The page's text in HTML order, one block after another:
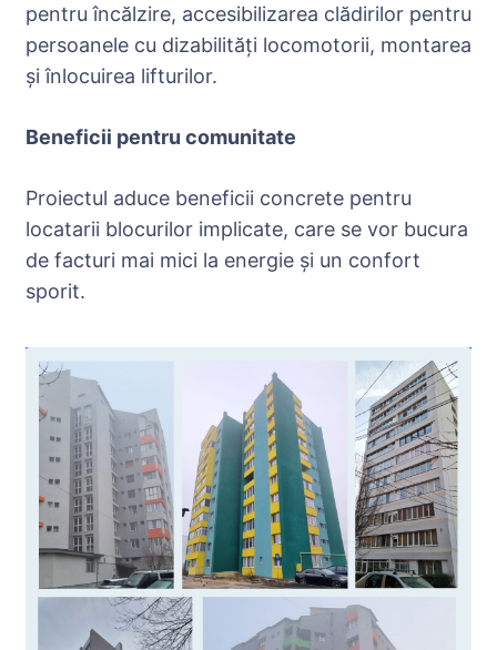
pentru încălzire, accesibilizarea clădirilor pentru
persoanele cu dizabilități locomotorii, montarea
și înlocuirea lifturilor.
Beneficii pentru comunitate
Proiectul aduce beneficii concrete pentru
locatarii blocurilor implicate, care se vor bucura
de facturi mai mici la energie și un confort
sporit.